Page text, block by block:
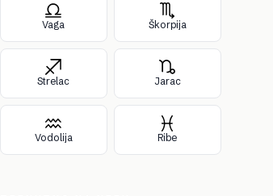
Vaga Škorpija
Strelac Jarac
Vodolija Ribe